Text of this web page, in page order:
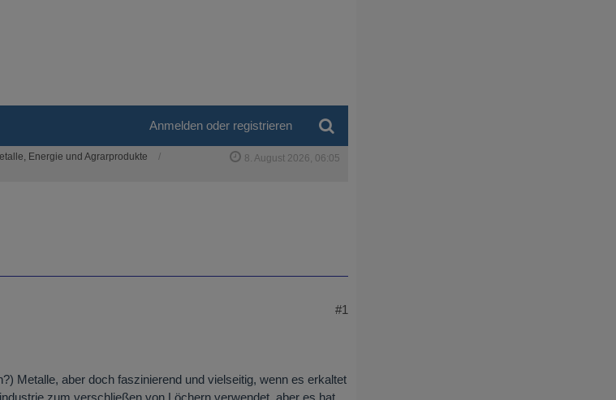
Anmelden oder registrieren
Energie und Agrarprodukte
8. August 2026, 06:05
#1
Metalle, aber doch faszinierend und vielseitig, wenn es erkaltet
zum verschließen von Löchern verwendet, aber es hat